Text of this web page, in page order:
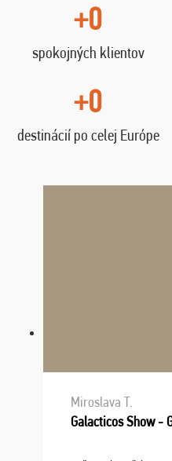
+0
spokojných klientov
+0
destinácií po celej Európe
Miroslava T.
Galacticos Show -